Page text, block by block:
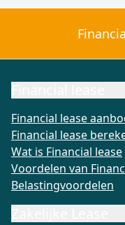
Financial lease
Financial lease
Wat is Financial lease
Voordelen van
Belastingvoordelen